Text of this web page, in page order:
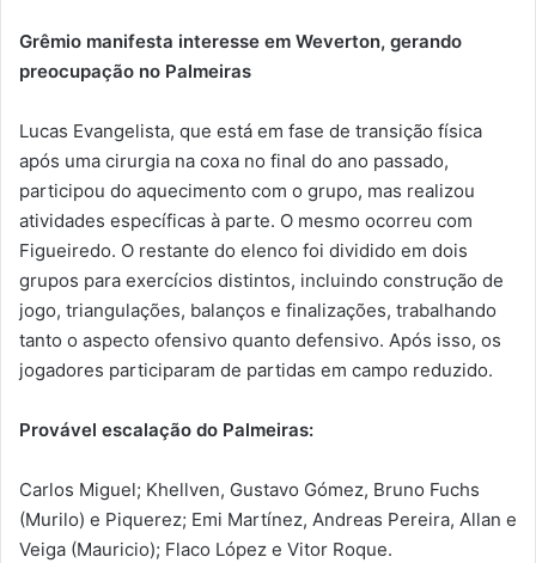
Grêmio manifesta interesse em Weverton, gerando
preocupação no Palmeiras
Lucas Evangelista, que está em fase de transição física
após uma cirurgia na coxa no final do ano passado,
participou do aquecimento com o grupo, mas realizou
atividades específicas à parte. O mesmo ocorreu com
Figueiredo. O restante do elenco foi dividido em dois
grupos para exercícios distintos, incluindo construção de
jogo, triangulações, balanços e finalizações, trabalhando
tanto o aspecto ofensivo quanto defensivo. Após isso, os
jogadores participaram de partidas em campo reduzido.
Provável escalação do Palmeiras:
Carlos Miguel; Khellven, Gustavo Gómez, Bruno Fuchs
(Murilo) e Piquerez; Emi Martínez, Andreas Pereira, Allan e
Veiga (Mauricio); Flaco López e Vitor Roque.